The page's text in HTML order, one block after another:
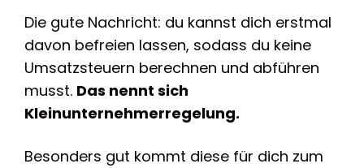
Die gute Nachricht: du kannst dich erstmal
davon befreien lassen, sodass du keine
Umsatzsteuern berechnen und abführen
musst. Das nennt sich
Kleinunternehmerregelung.
Besonders gut kommt diese für dich zum